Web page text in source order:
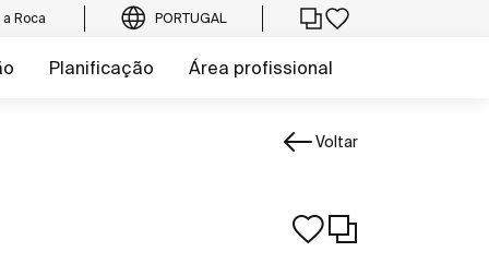
a Roca PORTUGAL
Planificação Área profissional
Voltar